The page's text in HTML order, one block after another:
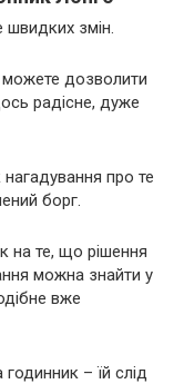
швидких змін.
можете дозволити
радісне, дуже
про те
борг.
на те, що рішення
можна знайти у
вже
– їй слід